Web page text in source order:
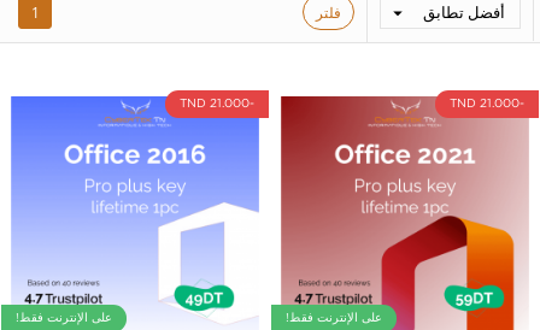
أفضل تطابق  فلتر 1
-21.000 TND
على الإنترنت فقط!
-21.000 TND
على الإنترنت فقط!